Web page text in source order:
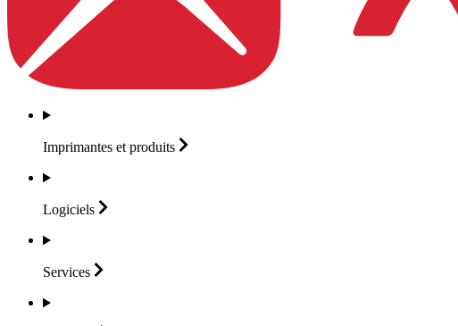
Imprimantes et produits
Logiciels
Services